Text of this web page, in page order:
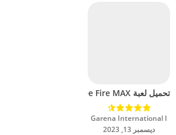
تحميل لعبة Free Fire MAX مهكرة للاندرويد 2024
Garena International I‏
ديسمبر 13, 2023